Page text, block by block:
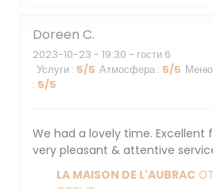
Doreen C
2023-10-23 - 19:30 - гости 6
Услуги : 5/5 Атмосфера : 5/5 Меню
: 5/5
We had a lovely time. Excellent
very pleasant & attentive
LA MAISON DE L'AUBRAC